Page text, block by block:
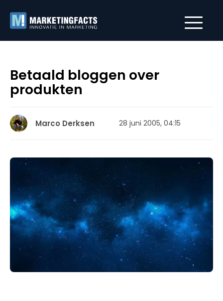
Betaald bloggen over
produkten
Marco Derksen 28 juni 2005, 04:15